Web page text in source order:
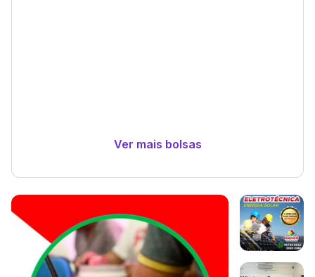
Ver mais bolsas
Galeria de imagem
Imagem 1